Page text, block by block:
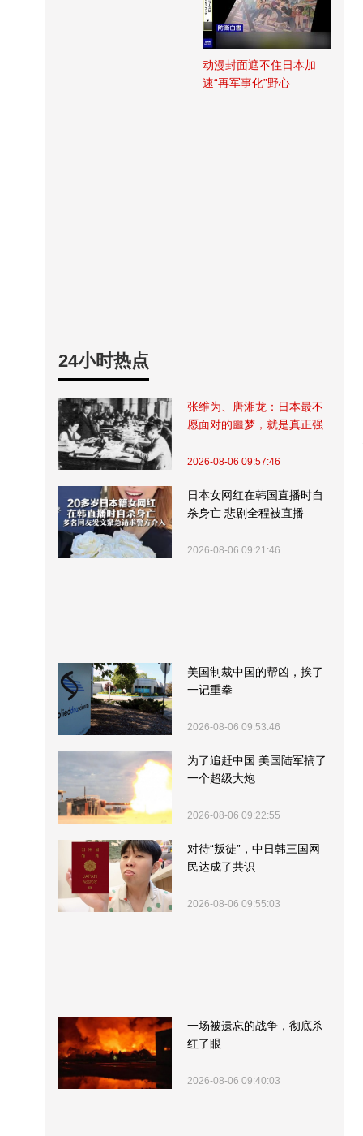
动漫封面遮不住日本加
速“再军事化”野心
24小时热点
张维为、唐湘龙：日本最不
愿面对的噩梦，就是真正强
2026-08-06 09:57:46
日本女网红在韩国直播时自
杀身亡 悲剧全程被直播
2026-08-06 09:21:46
美国制裁中国的帮凶，挨了
一记重拳
2026-08-06 09:53:46
为了追赶中国 美国陆军搞了
一个超级大炮
2026-08-06 09:22:55
对待“叛徒”，中日韩三国网
民达成了共识
2026-08-06 09:55:03
一场被遗忘的战争，彻底杀
红了眼
2026-08-06 09:40:03